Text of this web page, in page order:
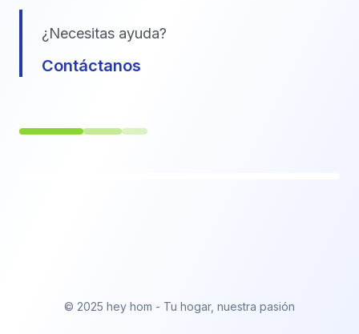
¿Necesitas ayuda?
Contáctanos
© 2025 hey hom - Tu hogar, nuestra pasión